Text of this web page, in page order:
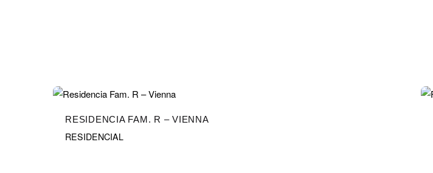
RESIDENCIA FAM. R – VIENNA
RESIDENCIAL